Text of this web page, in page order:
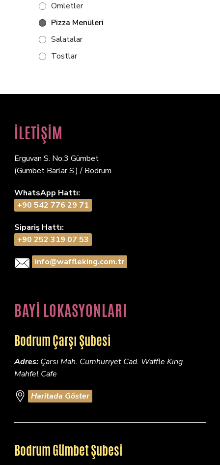
Omletler
Pizza Menüleri
Salatalar
Tostlar
İLETİŞİM
Erguvan S. No:3 Gümbet
(Gumbet Barlar S.) / Bodrum
WhatsApp Hattı:
+90 542 776 29 71
Sipariş Hattı:
+90 252 319 07 53
info@waffleking.com.tr
BAYİ LOKASYONLARI
Bodrum Çarşı Şubesi
Adres: Çarsı Mah. Cumhuriyet Cad. Waffle King
Mahfel Cafe
Haritada Göster
Bodrum Gümbet Şubesi